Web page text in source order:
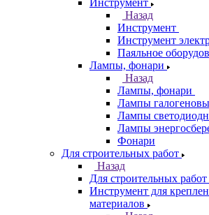
Инструмент
Назад
Инструмент
Инструмент
Паяльное
Лампы, фонари
Назад
Лампы, фонари
Лампы
Лампы
Лампы
Фонари
Для строительных работ
Назад
Для строительных работ
Инструмент для
материалов